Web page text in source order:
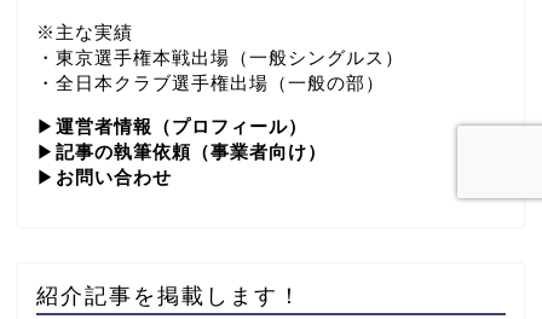
※主な実績
・東京選手権本戦出場（一般シングルス）
・全日本クラブ選手権出場（一般の部）
▶ 運営者情報（プロフィール）
▶ 記事の執筆依頼（事業者向け）
▶ お問い合わせ
紹介記事を掲載します！